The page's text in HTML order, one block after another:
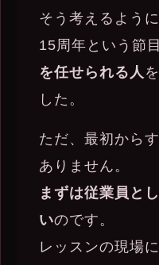
そう考えるよう
15周年という節
を任せられる人
した。
ただ、最初から
ありません。
まずは従業員と
いのです。
レッスンの現場